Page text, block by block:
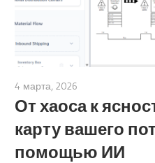
4 марта, 2026
От хаоса к
карту вашего
помощью ИИ